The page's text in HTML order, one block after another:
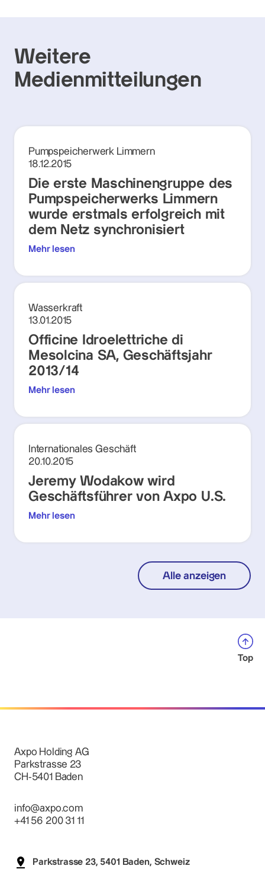
Weitere
Medienmitteilungen
Pumpspeicherwerk Limmern
18.12.2015
Die erste Maschinengruppe des
Pumpspeicherwerks Limmern
wurde erstmals erfolgreich mit
dem Netz synchronisiert
Mehr lesen
Wasserkraft
13.01.2015
Officine Idroelettriche di
Mesolcina SA, Geschäftsjahr
2013/14
Mehr lesen
Internationales Geschäft
20.10.2015
Jeremy Wodakow wird
Geschäftsführer von Axpo U.S.
Mehr lesen
Alle anzeigen
Top
Axpo Holding AG
Parkstrasse 23
CH-5401 Baden
info@axpo.com
+41 56 200 31 11
Parkstrasse 23, 5401 Baden, Schweiz